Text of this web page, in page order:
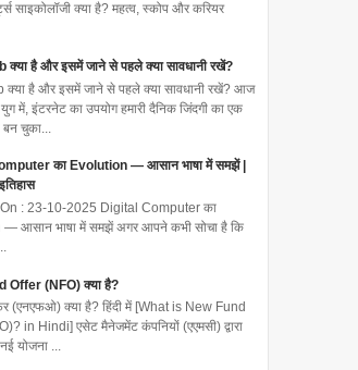
साइकोलॉजी क्या है? महत्व, स्कोप और करियर
क्या है और इसमें जाने से पहले क्या सावधानी रखें?
क्या है और इसमें जाने से पहले क्या सावधानी रखें? आज
में, इंटरनेट का उपयोग हमारी दैनिक जिंदगी का एक
चुका...
का Evolution — आसान भाषा में समझें |
: 23-10-2025 Digital Computer का
आसान भाषा में समझें अगर आपने कभी सोचा है कि
Offer (NFO) क्या है?
(एनएफओ) क्या है? हिंदी में [What is New Fund
in Hindi] एसेट मैनेजमेंट कंपनियों (एएमसी) द्वारा
योजना ...